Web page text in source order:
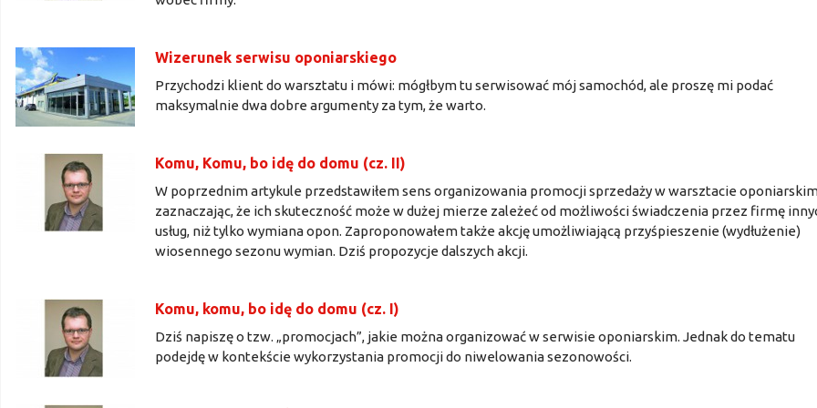
Wizerunek serwisu oponiarskiego
Przychodzi klient do warsztatu i mówi: mógłbym tu serwisować mój samochód, ale proszę mi podać
maksymalnie dwa dobre argumenty za tym, że warto.
Komu, Komu, bo idę do domu (cz. II)
W poprzednim artykule przedstawiłem sens organizowania promocji sprzedaży w warsztacie
zaznaczając, że ich skuteczność może w dużej mierze zależeć od możliwości świadczenia przez firmę
usług, niż tylko wymiana opon. Zaproponowałem także akcję umożliwiającą przyśpieszenie (wydłużenie)
wiosennego sezonu wymian. Dziś propozycje dalszych akcji.
Komu, komu, bo idę do domu (cz. I)
Dziś napiszę o tzw. „promocjach”, jakie można organizować w serwisie oponiarskim. Jednak do tematu
podejdę w kontekście wykorzystania promocji do niwelowania sezonowości.